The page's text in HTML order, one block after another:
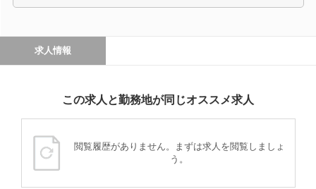
求人情報
この求人と勤務地が同じオススメ求人
閲覧履歴がありません。まずは求人を閲覧しましょ
う。